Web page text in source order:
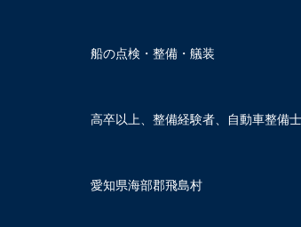
船の点検・整備・艤装
高卒以上、整備経験者、自動車整備
愛知県海部郡飛島村